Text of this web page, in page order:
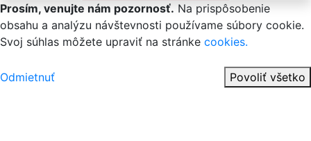
Prosím, venujte nám pozornosť. Na prispôsobenie
obsahu a analýzu návštevnosti používame súbory cookie.
Svoj súhlas môžete upraviť na stránke cookies.
Odmietnuť Povoliť všetko